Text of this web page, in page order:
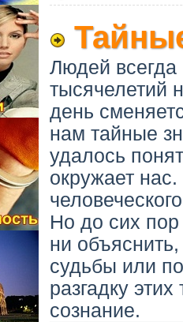
Людей всегда
тысячелетий
день
нам тайные
удалось
окружает
Но до сих
ни
судьбы или
разгадку
сознание.